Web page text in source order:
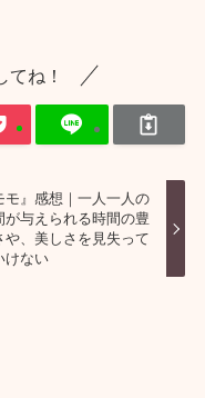
てね！
モ』感想｜一人一人の
が与えられる時間の豊
や、美しさを見失って
けない